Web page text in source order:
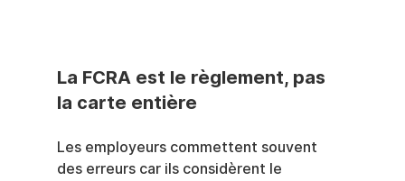
La FCRA est le règlement, pas
la carte entière
Les employeurs commettent souvent
des erreurs car ils considèrent le